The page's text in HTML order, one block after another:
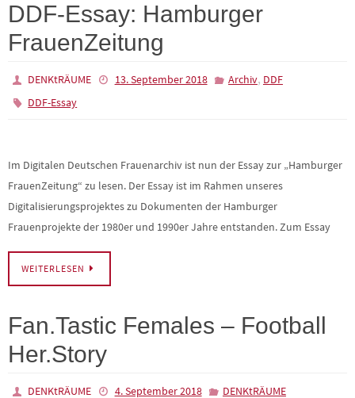
DDF-Essay: Hamburger
FrauenZeitung
DENKtRÄUME 13. September 2018 Archiv, DDF
DDF-Essay
Im Digitalen Deutschen Frauenarchiv ist nun der Essay zur „Hamburger
FrauenZeitung“ zu lesen. Der Essay ist im Rahmen unseres
Digitalisierungsprojektes zu Dokumenten der Hamburger
Frauenprojekte der 1980er und 1990er Jahre entstanden. Zum Essay
WEITERLESEN
Fan.Tastic Females – Football
Her.Story
DENKtRÄUME 4. September 2018 DENKtRÄUME